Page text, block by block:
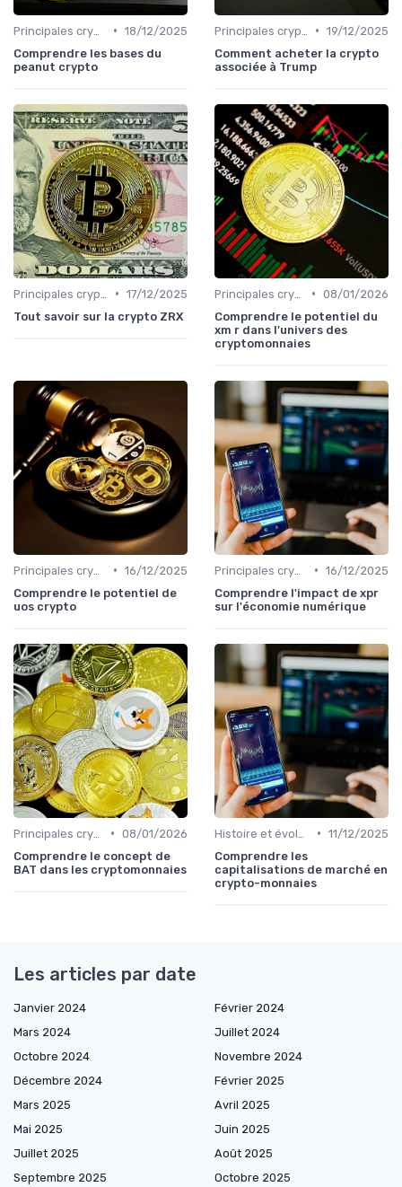
• 18/12/2025
Comprendre les bases du
peanut crypto
• 19/12/2025
Comment acheter la crypto
associée à Trump
• 17/12/2025
Tout savoir sur la crypto ZRX
• 08/01/2026
Comprendre le potentiel du
xm r dans l'univers des
cryptomonnaies
• 16/12/2025
Comprendre le potentiel de
uos crypto
• 16/12/2025
Comprendre l'impact de xpr
sur l'économie numérique
• 08/01/2026
Comprendre le concept de
BAT dans les cryptomonnaies
• 11/12/2025
Comprendre les
capitalisations de marché en
crypto-monnaies
Les articles par date
Janvier 2024
Février 2024
Mars 2024
Juillet 2024
Octobre 2024
Novembre 2024
Décembre 2024
Février 2025
Mars 2025
Avril 2025
Mai 2025
Juin 2025
Juillet 2025
Août 2025
Septembre 2025
Octobre 2025